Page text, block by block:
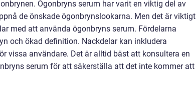
Ögonbryns serum har varit en viktig del av
de önskade ögonbrynslookarna. Men det är viktigt
med att använda ögonbryns serum. Fördelarna
och ökad definition. Nackdelar kan inkludera
vissa användare. Det är alltid bäst att konsultera en
serum för att säkerställa att det inte kommer att